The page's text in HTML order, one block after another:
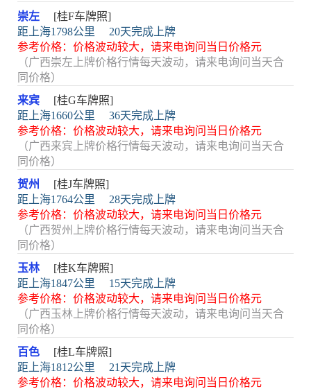
崇左
[桂F车牌照]
距上海1798公里
20天完成上牌
参考价格：价格波动较大，请来电询问当日价格元
（广西崇左上牌价格行情每天波动，请来电询问当天合
同价格）
来宾
[桂G车牌照]
距上海1660公里
36天完成上牌
参考价格：价格波动较大，请来电询问当日价格元
（广西来宾上牌价格行情每天波动，请来电询问当天合
同价格）
贺州
[桂J车牌照]
距上海1764公里
28天完成上牌
参考价格：价格波动较大，请来电询问当日价格元
（广西贺州上牌价格行情每天波动，请来电询问当天合
同价格）
玉林
[桂K车牌照]
距上海1847公里
15天完成上牌
参考价格：价格波动较大，请来电询问当日价格元
（广西玉林上牌价格行情每天波动，请来电询问当天合
同价格）
百色
[桂L车牌照]
距上海1812公里
21天完成上牌
参考价格：价格波动较大，请来电询问当日价格元